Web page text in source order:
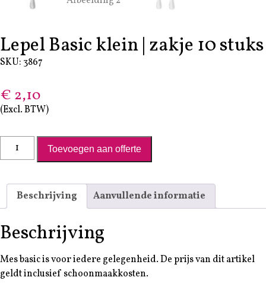
Lepel Basic klein | zakje 10 stuks
SKU: 3867
€ 2,10
(Excl. BTW)
Lepel Basic klein | zakje 10 stuks aantal
Toevoegen aan offerte
Beschrijving Aanvullende informatie
Beschrijving
Mes basic is voor iedere gelegenheid. De prijs van dit artikel
geldt inclusief schoonmaakkosten.